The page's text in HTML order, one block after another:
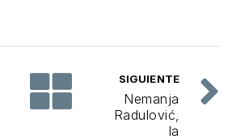
SIGUIENTE
Nemanja
Radulović,
la